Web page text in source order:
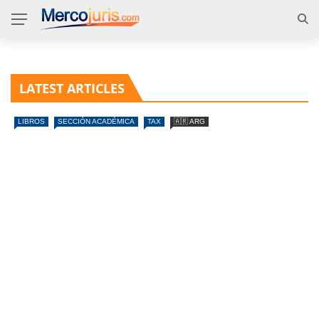
LATEST ARTICLES
LIBROS SECCIÓN ACADÉMICA TAX 🇦🇷 ARG